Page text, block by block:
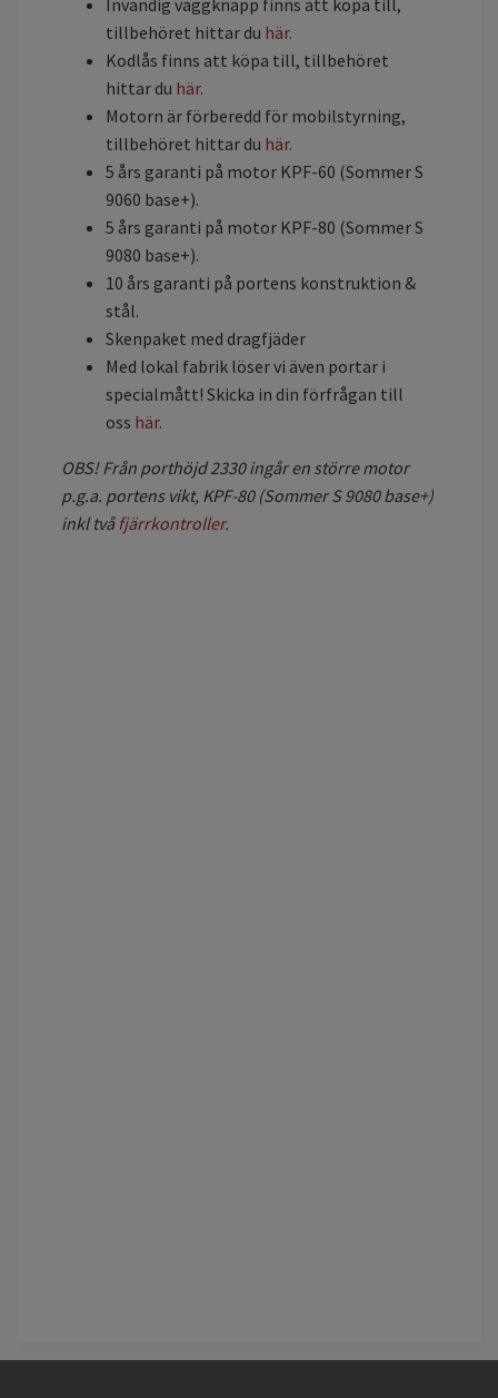
Invändig väggknapp finns att köpa till,
tillbehöret hittar du här.
Kodlås finns att köpa till, tillbehöret
hittar du här.
Motorn är förberedd för mobilstyrning,
tillbehöret hittar du här.
5 års garanti på motor KPF-60 (Sommer S
9060 base+).
5 års garanti på motor KPF-80 (Sommer S
9080 base+).
10 års garanti på portens konstruktion &
stål.
Skenpaket med dragfjäder
Med lokal fabrik löser vi även portar i
specialmått! Skicka in din förfrågan till
oss här.
OBS! Från porthöjd 2330 ingår en större motor
p.g.a. portens vikt, KPF-80 (Sommer S 9080 base+)
inkl tvåfjärrkontroller.